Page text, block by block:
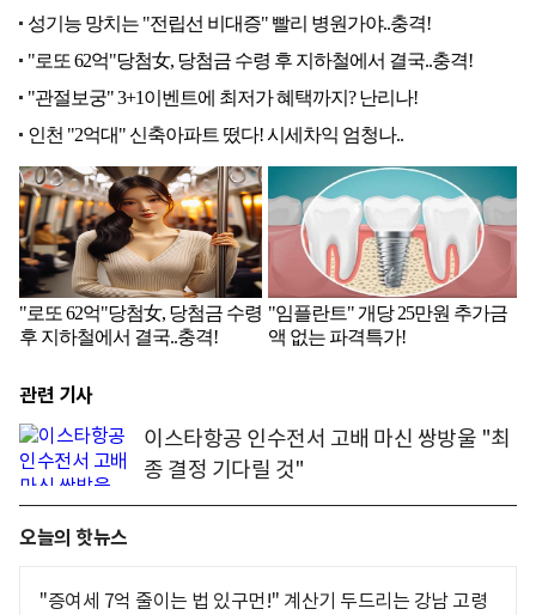
관련 기사
이스타항공 인수전서 고배 마신 쌍방울 "최
종 결정 기다릴 것"
오늘의 핫뉴스
"증여세 7억 줄이는 법 있구먼!" 계산기 두드리는 강남 고령